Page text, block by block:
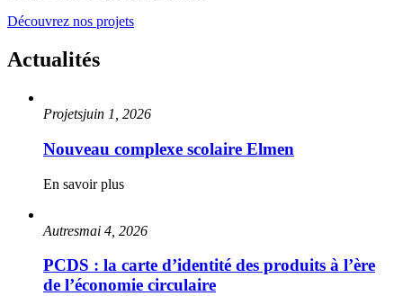
Découvrez nos projets
Actualités
Projetsjuin 1, 2026
Nouveau complexe scolaire Elmen
En savoir plus
Autresmai 4, 2026
PCDS : la carte d’identité des produits à l’ère
de l’économie circulaire